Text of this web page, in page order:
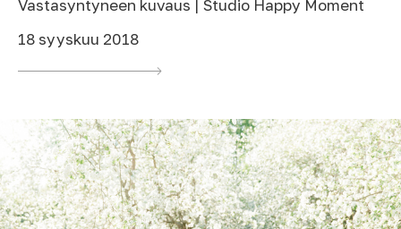
Vastasyntyneen kuvaus | Studio Happy Moment
18 syyskuu 2018